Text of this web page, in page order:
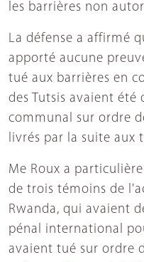
les barrières non
La défense a affirmé
apporté aucune
tué aux barrières en
des Tutsis avaient été
communal sur ordre
livrés par la suite aux
Me Roux a
de trois témoins de
Rwanda, qui avaient
pénal international
avaient tué sur ordre